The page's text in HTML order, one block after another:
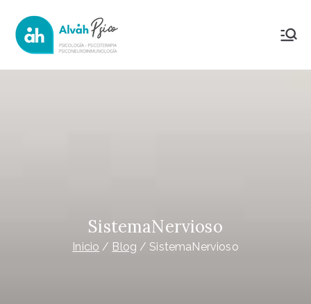
contenido
SistemaNervioso
Inicio Blog SistemaNervioso